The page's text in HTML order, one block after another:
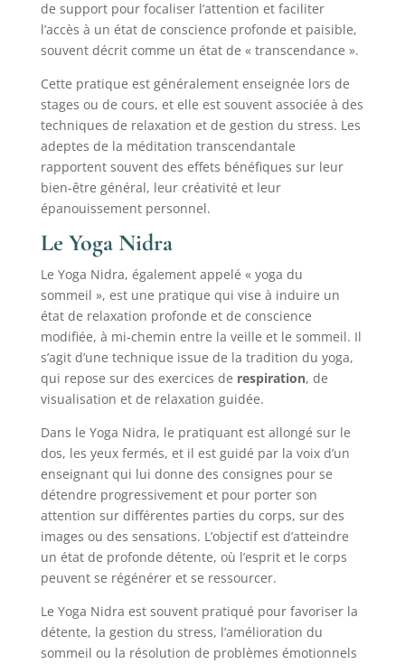
de support pour focaliser l’attention et faciliter
l’accès à un état de conscience profonde et paisible,
souvent décrit comme un état de « transcendance ».
Cette pratique est généralement enseignée lors de
stages ou de cours, et elle est souvent associée à des
techniques de relaxation et de gestion du stress. Les
adeptes de la méditation transcendantale
rapportent souvent des effets bénéfiques sur leur
bien-être général, leur créativité et leur
épanouissement personnel.
Le Yoga Nidra
Le Yoga Nidra, également appelé « yoga du
sommeil », est une pratique qui vise à induire un
état de relaxation profonde et de conscience
modifiée, à mi-chemin entre la veille et le sommeil. Il
s’agit d’une technique issue de la tradition du yoga,
qui repose sur des exercices de respiration, de
visualisation et de relaxation guidée.
Dans le Yoga Nidra, le pratiquant est allongé sur le
dos, les yeux fermés, et il est guidé par la voix d’un
enseignant qui lui donne des consignes pour se
détendre progressivement et pour porter son
attention sur différentes parties du corps, sur des
images ou des sensations. L’objectif est d’atteindre
un état de profonde détente, où l’esprit et le corps
peuvent se régénérer et se ressourcer.
Le Yoga Nidra est souvent pratiqué pour favoriser la
détente, la gestion du stress, l’amélioration du
sommeil ou la résolution de problèmes émotionnels